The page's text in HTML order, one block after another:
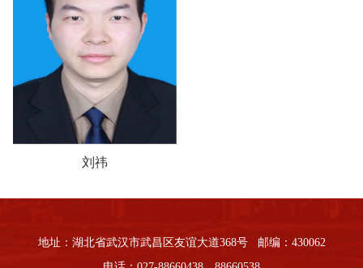
刘祎
地址：湖北省武汉市武昌区友谊大道368号 邮编：430062